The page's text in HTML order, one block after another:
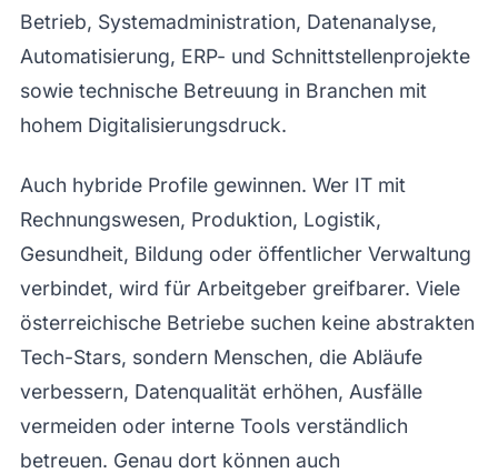
Betrieb, Systemadministration, Datenanalyse,
Automatisierung, ERP- und Schnittstellenprojekte
sowie technische Betreuung in Branchen mit
hohem Digitalisierungsdruck.
Auch hybride Profile gewinnen. Wer IT mit
Rechnungswesen, Produktion, Logistik,
Gesundheit, Bildung oder öffentlicher Verwaltung
verbindet, wird für Arbeitgeber greifbarer. Viele
österreichische Betriebe suchen keine abstrakten
Tech-Stars, sondern Menschen, die Abläufe
verbessern, Datenqualität erhöhen, Ausfälle
vermeiden oder interne Tools verständlich
betreuen. Genau dort können auch